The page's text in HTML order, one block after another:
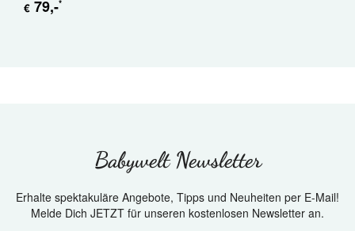
€ 79,-*
Babywelt Newsletter
Erhalte spektakuläre Angebote, Tipps und Neuheiten per E-Mail!
Melde Dich JETZT für unseren kostenlosen Newsletter an.